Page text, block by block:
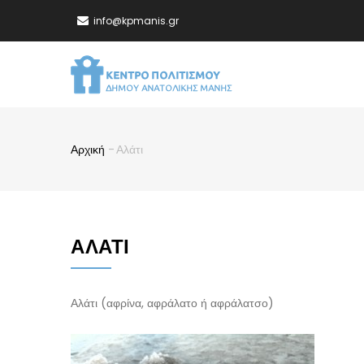
info@kpmanis.gr
Breadcrumb
Αρχική -Αλάτι
ΑΛΆΤΙ
Αλάτι (αφρίνα, αφράλατο ή αφράλατσο)